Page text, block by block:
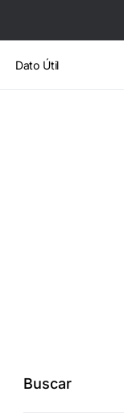
Dato Útil
Buscar